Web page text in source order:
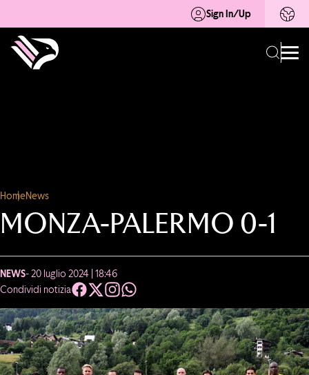
Sign In/Up
HomeNews
MONZA-PALERMO 0-1
NEWS- 20 luglio 2024 | 18:46
Condividi notizia